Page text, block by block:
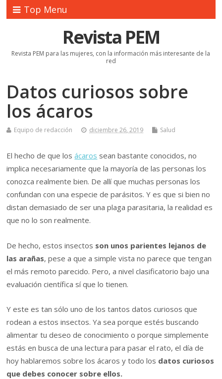
Top Menu
Revista PEM
Revista PEM para las mujeres, con la información más interesante de la
red
Datos curiosos sobre
los ácaros
Equipo de redacción diciembre 26, 2019 Salud
El hecho de que losácaros sean bastante conocidos, no
implica necesariamente que la mayoría de las personas los
conozca realmente bien. De allí que muchas personas los
confundan con una especie de parásitos. Y es que si bien no
distan demasiado de ser una plaga parasitaria, la realidad es
que no lo son realmente.
De hecho, estos insectos son unos parientes lejanos de
las arañas, pese a que a simple vista no parece que tengan
el más remoto parecido. Pero, a nivel clasificatorio bajo una
evaluación científica sí que lo tienen.
Y este es tan sólo uno de los tantos datos curiosos que
rodean a estos insectos. Ya sea porque estés buscando
alimentar tu deseo de conocimiento o porque simplemente
estás en busca de una lectura para pasar el rato, el día de
hoy hablaremos sobre los ácaros y todo los datos curiosos
que debes conocer sobre ellos.